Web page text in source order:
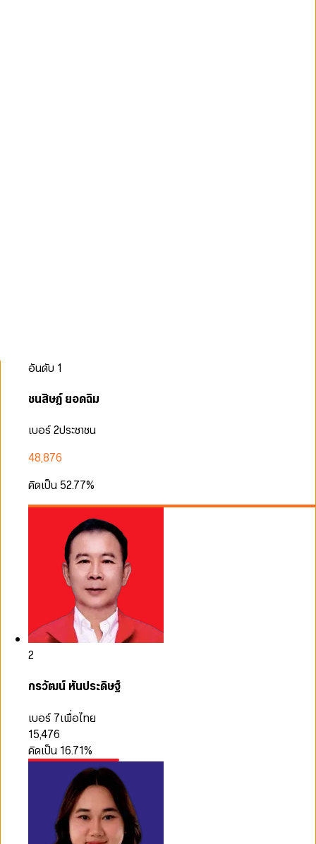
อันดับ 1
ชนสิษฎ์ ยอดฉิม
เบอร์ 2ประชาชน
48,876
คิดเป็น 52.77%
2
กรวัฒน์ หันประดิษฐ์
เบอร์ 7เพื่อไทย
15,476
คิดเป็น 16.71%